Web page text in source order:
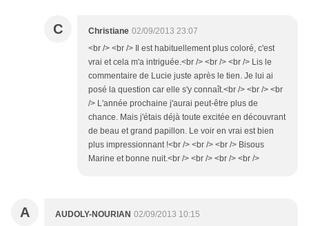
C Christiane 02/09/2013 23:07
<br /> <br /> Il est habituellement plus coloré, c'est
vrai et cela m'a intriguée.<br /> <br /> <br /> Lis le
commentaire de Lucie juste après le tien. Je lui ai
posé la question car elle s'y connaît.<br /> <br /> <br
/> L'année prochaine j'aurai peut-être plus de
chance. Mais j'étais déjà toute excitée en découvrant
de beau et grand papillon. Le voir en vrai est bien
plus impressionnant !<br /> <br /> <br /> Bisous
Marine et bonne nuit.<br /> <br /> <br /> <br />
A AUDOLY-NOURIAN 02/09/2013 10:15